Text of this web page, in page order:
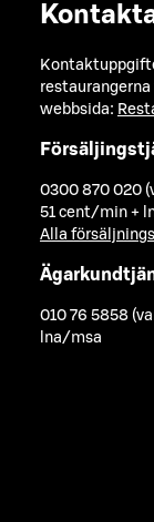
webbsida:
0300 870 020
51 cent/min +
Alla
010 76 5858
lna/msa